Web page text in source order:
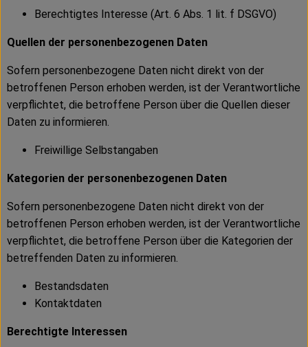
Berechtigtes Interesse (Art. 6 Abs. 1 lit. f DSGVO)
Quellen der personenbezogenen Daten
Sofern personenbezogene Daten nicht direkt von der
betroffenen Person erhoben werden, ist der Verantwortliche
verpflichtet, die betroffene Person über die Quellen dieser
Daten zu informieren.
Freiwillige Selbstangaben
Kategorien der personenbezogenen Daten
Sofern personenbezogene Daten nicht direkt von der
betroffenen Person erhoben werden, ist der Verantwortliche
verpflichtet, die betroffene Person über die Kategorien der
betreffenden Daten zu informieren.
Bestandsdaten
Kontaktdaten
Berechtigte Interessen